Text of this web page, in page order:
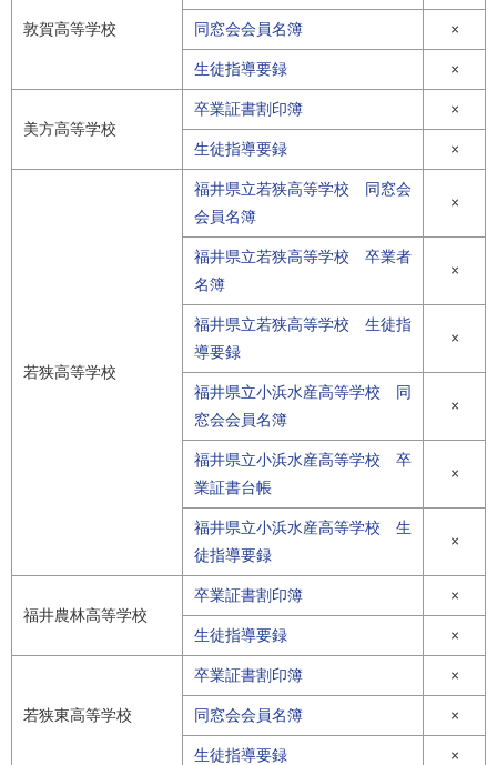
敦賀高等学校 同窓会会員名簿 ×
生徒指導要録 ×
美方高等学校
卒業証書割印簿 ×
生徒指導要録 ×
若狭高等学校
福井県立若狭高等学校 同窓会
会員名簿
×
福井県立若狭高等学校 卒業者
名簿
×
福井県立若狭高等学校 生徒指
導要録
×
福井県立小浜水産高等学校 同
窓会会員名簿
×
福井県立小浜水産高等学校 卒
業証書台帳
×
福井県立小浜水産高等学校 生
徒指導要録
×
福井農林高等学校
卒業証書割印簿 ×
生徒指導要録 ×
若狭東高等学校
卒業証書割印簿 ×
同窓会会員名簿 ×
生徒指導要録 ×